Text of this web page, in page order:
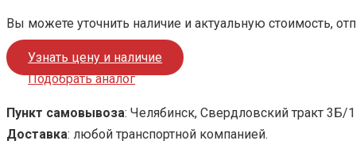
Вы можете уточнить наличие и актуальную стоимость,
Узнать цену и наличие
Подобрать аналог
Пункт самовывоза: Челябинск, Свердловский тракт 3Б/1
Доставка: любой транспортной компанией.